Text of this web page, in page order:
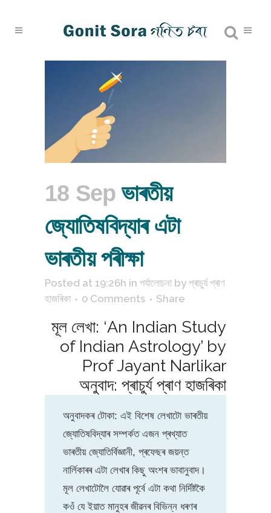
18 Sep ভাৰতীয়
জ্যোতিষবিদ্যাৰ এটা
ভাৰতীয় পৰীক্ষা
Posted at 19:26h in পৰ্যালোচনা by প্ৰাচুৰ্য প্ৰাণ
হাজৰিকা
0 Comments Share
মূল লেখা: ‘An Indian Study
of Indian Astrology’ by
Prof Jayant Narlikar
অনুবাদ: প্ৰাচুৰ্য প্ৰাণ হাজৰিকা
অনুবাদকৰ টোকা: এই বিশেষ লেখাটো ভাৰতীয়
জ্যোতিষবিদ্যাৰ সম্পৰ্কত এজন প্ৰখ্যাত
ভাৰতীয় জ্যোতিৰ্বিজ্ঞানী, প্ৰফেছৰ জয়ন্ত
নাৰ্লিকাৰৰ এটা লেখাৰ কিছু অংশৰ ভাবানুবাদ।
মূল লেখাটোলৈ যোৱাৰ পূৰ্বে এটা কথা নিৰ্দিষ্টকৈ
কওঁ যে ইয়াত মানুহৰ জীৱনৰ বিভিন্ন ধৰণৰ